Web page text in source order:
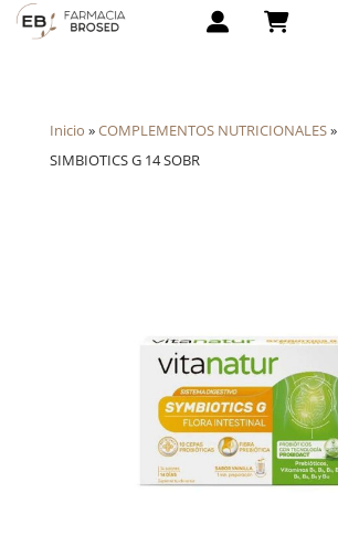
Inicio »COMPLEMENTOS NUTRICIONALES»
SIMBIOTICS G 14 SOBR